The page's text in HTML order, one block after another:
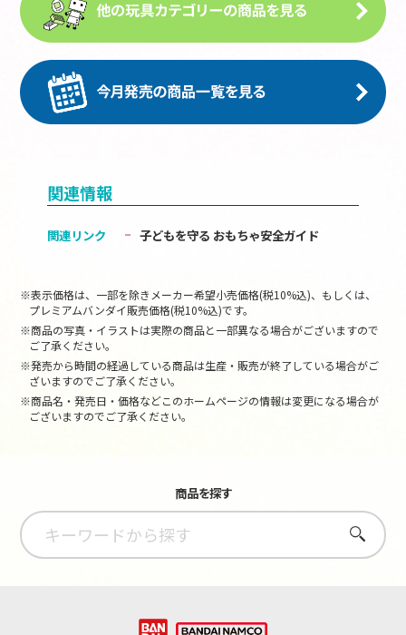
関連情報
関連リンク 子どもを守る おもちゃ安全ガイド
※表示価格は、一部を除きメーカー希望小売価格(税10%込)、もしくは、
プレミアムバンダイ販売価格(税10%込)です。
※商品の写真・イラストは実際の商品と一部異なる場合がございますので
ご了承ください。
※発売から時間の経過している商品は生産・販売が終了している場合がご
ざいますのでご了承ください。
※商品名・発売日・価格などこのホームページの情報は変更になる場合が
ございますのでご了承ください。
商品を探す
さがす